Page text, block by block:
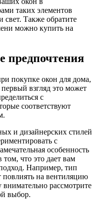
таких элементов
свет. Также обратите
можно купить на
предпочтения
покупке окон для дома,
взгляд это может
с
соответствуют
и дизайнерских стилей
с
особенность
что это дает вам
Например, тип
на вентиляцию
рассмотрите
выбор.